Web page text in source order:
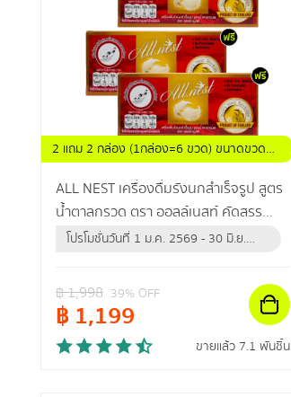
2 แถม 2 กล่อง (1กล่อง=6 ขวด) ขนาดขวดละ
42 มล.
ALL NEST เครื่องดื่มรังนกสำเร็จรูป สูตร
น้ำตาลกรวด ตรา ออลล์เนสท์ คัดสรร
รังนกแท้คุณภาพดี ช่วยเสริมภูมิคุ้มกันให้
โปรโมชั่นวันที่ 1 ม.ค. 2569 - 30 มิ.ย.
฿1,998 39% OFF
฿1,199
ขายแล้ว 7.1 พันชิ้น